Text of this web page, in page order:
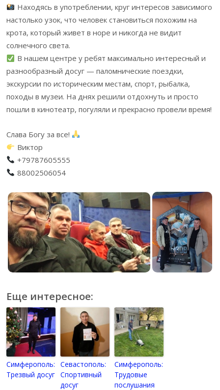
Находясь в употреблении, круг интересов зависимого
настолько узок, что человек становиться похожим на
крота, который живет в норе и никогда не видит
солнечного света.
В нашем центре у ребят максимально интересный и
разнообразный досуг — паломнические поездки,
экскурсии по историческим местам, спорт, рыбалка,
походы в музеи. На днях решили отдохнуть и просто
пошли в кинотеатр, погуляли и прекрасно провели время!
Слава Богу за все!
Виктор
+79787605555
88002506054
Еще интересное:
Симферополь:
Трезвый досуг
Севастополь:
Спортивный
досуг
Симферополь:
Трудовые
послушания